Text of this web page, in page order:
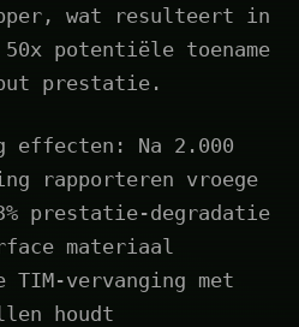
wat resulteert in
50x potentiële toename
prestatie.
effecten: Na 2.000
rapporteren vroege
prestatie-degradatie
materiaal
TIM-vervanging met
houdt